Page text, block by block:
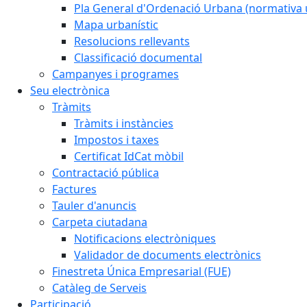
Pla General d'Ordenació Urbana (normativa
Mapa urbanístic
Resolucions rellevants
Classificació documental
Campanyes i programes
Seu electrònica
Tràmits
Tràmits i instàncies
Impostos i taxes
Certificat IdCat mòbil
Contractació pública
Factures
Tauler d'anuncis
Carpeta ciutadana
Notificacions electròniques
Validador de documents electrònics
Finestreta Única Empresarial (FUE)
Catàleg de Serveis